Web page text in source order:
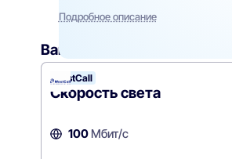
Подробное описание
Вам могут подойти
WestCall
Скорость света
100Мбит/с